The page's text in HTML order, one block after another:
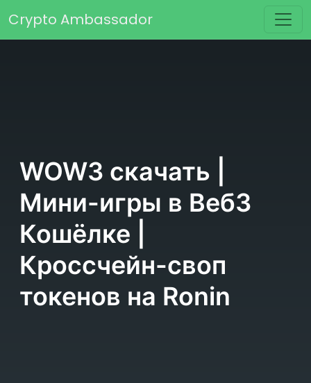
Основная навигация
Crypto Ambassador
WOW3 скачать |
Мини-игры в Веб3
Кошёлке |
Кроссчейн-своп
токенов на Ronin